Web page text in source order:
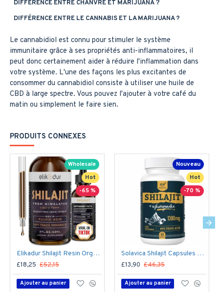
DIFFÉRENCE ENTRE CHANVRE ET MARIJUANA？
DIFFÉRENCE ENTRE LE CANNABIS ET LA MARIJUANA ?
Le cannabidiol est connu pour stimuler le système
immunitaire grâce à ses propriétés anti-inflammatoires, il
peut donc certainement aider à réduire l'inflammation dans
votre système. L'une des façons les plus excitantes de
consommer du cannabidiol consiste à utiliser une huile de
CBD à large spectre. Vous pouvez l'ajouter à votre café du
matin ou simplement le faire sien.
PRODUITS CONNEXES
Hot
Wholesale
-65 %
Elikadur Shilajit Resin Organic Supplément liquide, 60 ml
£18,25 £52,15
Ajouter au panier
Nouveau
Hot
-70 %
Solavica Shilajit Capsules avec Ashwagandha, 1300mg par portion 60 Capsules
£13,90 £46,35
Ajouter au panier